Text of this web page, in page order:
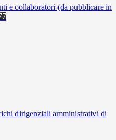
e collaboratori (da pubblicare in
dirigenziali amministrativi di